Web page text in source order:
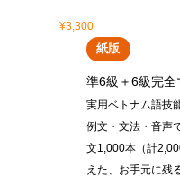
¥3,300
紙版
準6級＋6級完
実用ベトナム語技
例文・文法・音声
文1,000本（計
えた、お手元に残